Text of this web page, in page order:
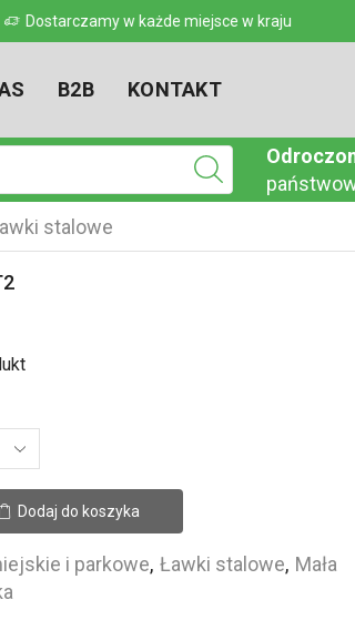
Dostarczamy w każde miejsce w kraju
B2B KONTAKT
stalowe
Dodaj do koszyka
i parkowe, Ławki stalowe, Mała